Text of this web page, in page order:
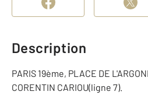
Description
PARIS 19ème, PLACE DE
CORENTIN CARIOU(ligne 7).